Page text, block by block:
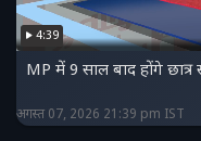
4:39
MP में 9 साल बाद होंगे
अगस्त 07, 2026 21:39 pm IST